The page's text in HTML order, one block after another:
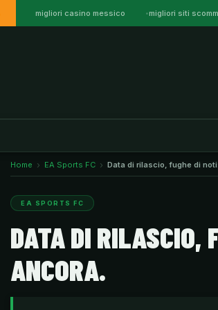
migliori casino messico migliori siti
Home EA Sports FC Data di rilascio, fughe di
EA SPORTS FC
DATA DI RILASCIO,
ANCORA.